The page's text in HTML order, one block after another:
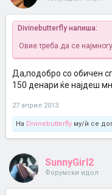
Divinebutterfly напиша:
Овие треба да се
Да,подобро со обичен
150 денари ќе најдеш
27 април 2013
На Divinebutterfly му/ѝ се
SunnyGirl2
Форумски идол